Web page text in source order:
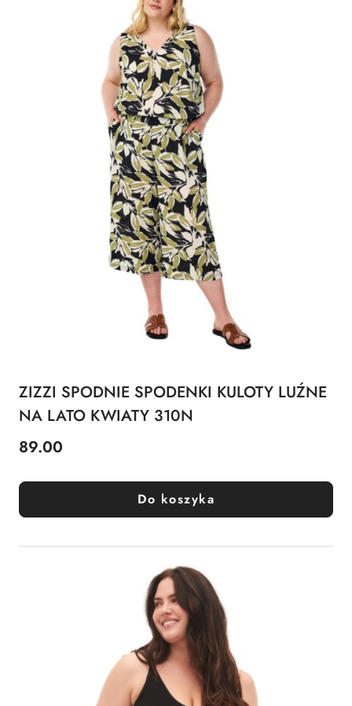
ZIZZI SPODNIE SPODENKI KULOTY LUŹNE
NA LATO KWIATY 310N
Cena:
89.00
Do koszyka